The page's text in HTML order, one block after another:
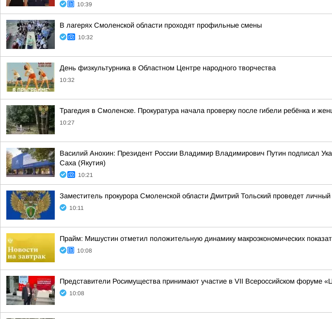
10:39
В лагерях Смоленской области проходят профильные смены
10:32
День физкультурника в Областном Центре народного творчества
10:32
Трагедия в Смоленске. Прокуратура начала проверку после гибели ребёнка и
10:27
Василий Анохин: Президент России Владимир Владимирович Путин подписал
Саха (Якутия)
10:21
Заместитель прокурора Смоленской области Дмитрий Тольский проведет
10:11
Прайм: Мишустин отметил положительную динамику макроэкономических
10:08
Представители Росимущества принимают участие в VII Всероссийском форуме
10:08